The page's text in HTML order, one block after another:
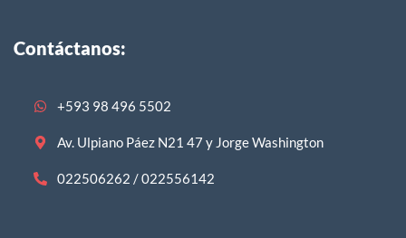
Contáctanos:
+593 98 496 5502
Av. Ulpiano Páez N21 47 y Jorge Washington
022506262 / 022556142